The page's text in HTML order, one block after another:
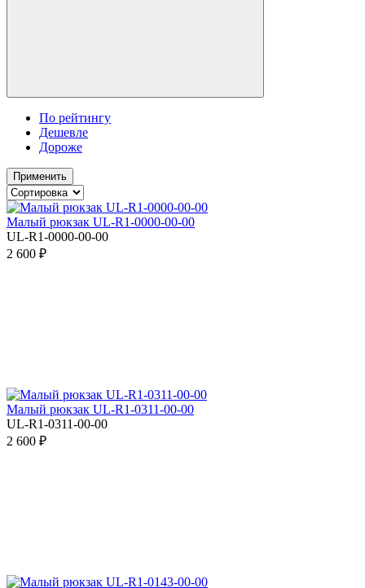
По рейтингу
Дешевле
Дороже
Применить
Малый рюкзак UL-R1-0000-00-00
UL-R1-0000-00-00
2 600 ₽
Малый рюкзак UL-R1-0311-00-00
UL-R1-0311-00-00
2 600 ₽